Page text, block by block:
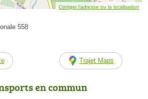
Corriger l’adresse ou la localisation
558
Trajet Maps
en commun